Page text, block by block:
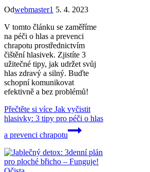
Odwebmaster1 5. 4. 2023
V tomto článku se zaměříme
na péči o hlas a prevenci
chrapotu prostřednictvím
čištění hlasivek. Zjistíte 3
užitečné tipy, jak udržet svůj
hlas zdravý a silný. Buďte
schopní komunikovat
efektivně a bez problémů!
Přečtěte si více Jak vyčistit
hlasivky: 3 tipy pro péči o hlas
a prevenci chrapotu